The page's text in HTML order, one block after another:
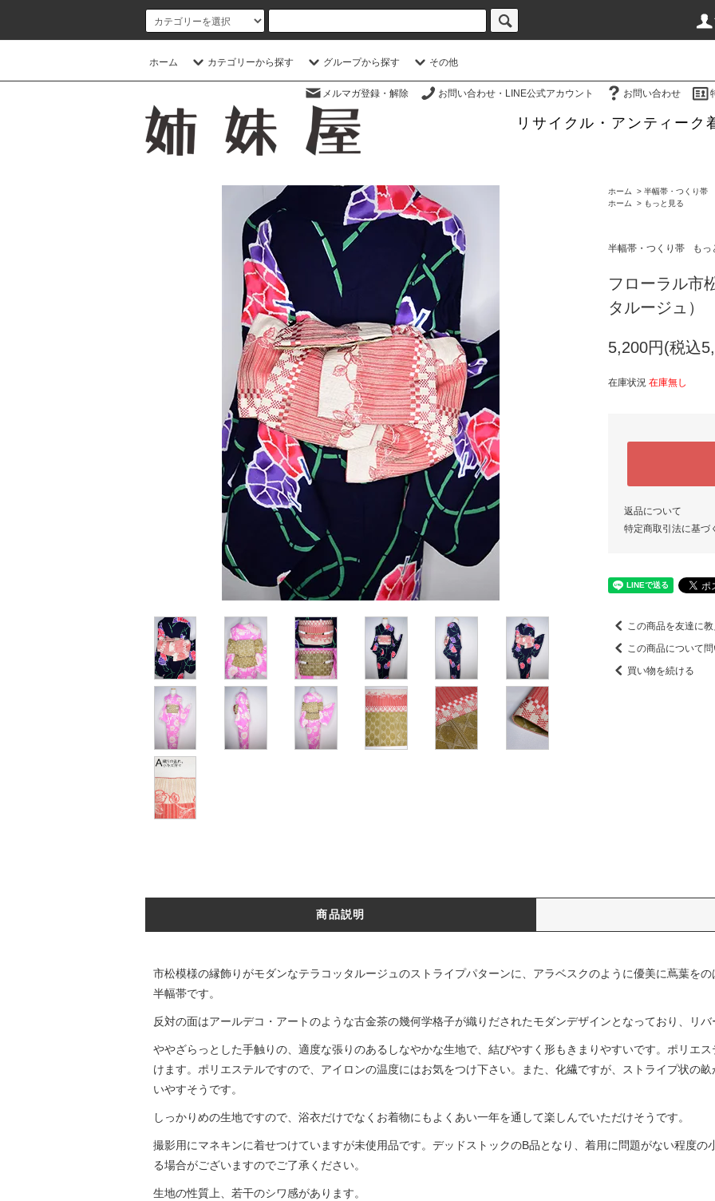
ホーム カテゴリーから探す グループから探す その他
メルマガ登録・解除 お問い合わせ・LINE公式アカウント お問い合わせ
リサイクル・アンティーク
ホーム > 半幅帯・つくり帯
ホーム
> もっと見る
半幅帯・つくり帯 もっ
フローラル市
タルージュ）
5,200円(税込
在庫状況 在庫無し
返品について
特定商取引法に基づ
この商品を友達に
この商品について
買い物を続ける
商品説明
市松模様の縁飾りがモダンなテラコッタルージュのストライプパターンに、アラベスクのように優美に蔦葉を
半幅帯です。
反対の面はアールデコ・アートのような古金茶の幾何学格子が織りだされたモダンデザインとなっており、リ
ややざらっとした手触りの、適度な張りのあるしなやかな生地で、結びやすく形もきまりやすいです。ポリエ
けます。ポリエステルですので、アイロンの温度にはお気をつけ下さい。また、化繊ですが、ストライプ状の
いやすそうです。
しっかりめの生地ですので、浴衣だけでなくお着物にもよくあい一年を通して楽しんでいただけそうです。
撮影用にマネキンに着せつけていますが未使用品です。デッドストックのB品となり、着用に問題がない程度の
る場合がございますのでご了承ください。
生地の性質上、若干のシワ感があります。